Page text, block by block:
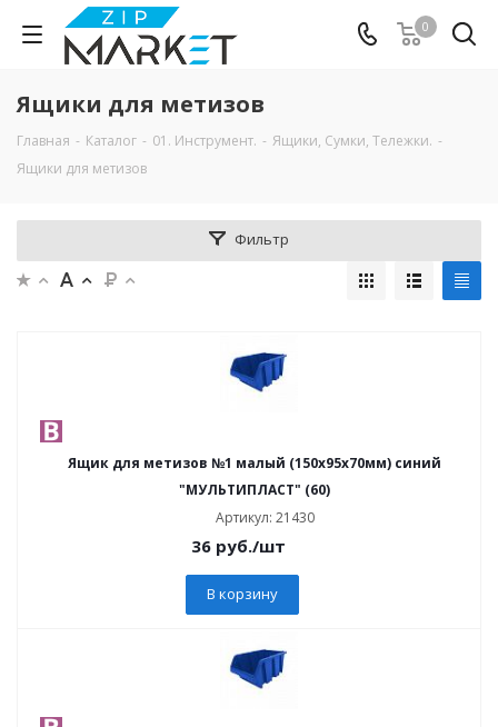
0
Ящики для метизов
Главная - Каталог - 01. Инструмент. - Ящики, Сумки, Тележки. -
Ящики для метизов
Фильтр
Ящик для метизов №1 малый (150х95х70мм) синий
"МУЛЬТИПЛАСТ" (60)
Артикул: 21430
36руб./шт
В корзину